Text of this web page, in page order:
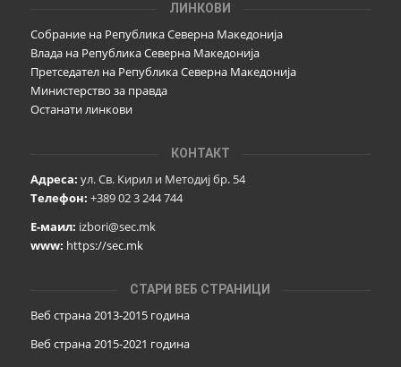
ЛИНКОВИ
Собрание на Република Северна Македонија
Влада на Република Северна Македонија
Претседател на Република Северна Македонија
Министерство за правда
Останати линкови
КОНТАКТ
Адреса: ул. Св. Кирил и Методиј бр. 54
Телефон: +389 02 3 244 744
Е-маил: izbori@sec.mk
www: https://sec.mk
СТАРИ ВЕБ СТРАНИЦИ
Веб страна 2013-2015 година
Веб страна 2015-2021 година